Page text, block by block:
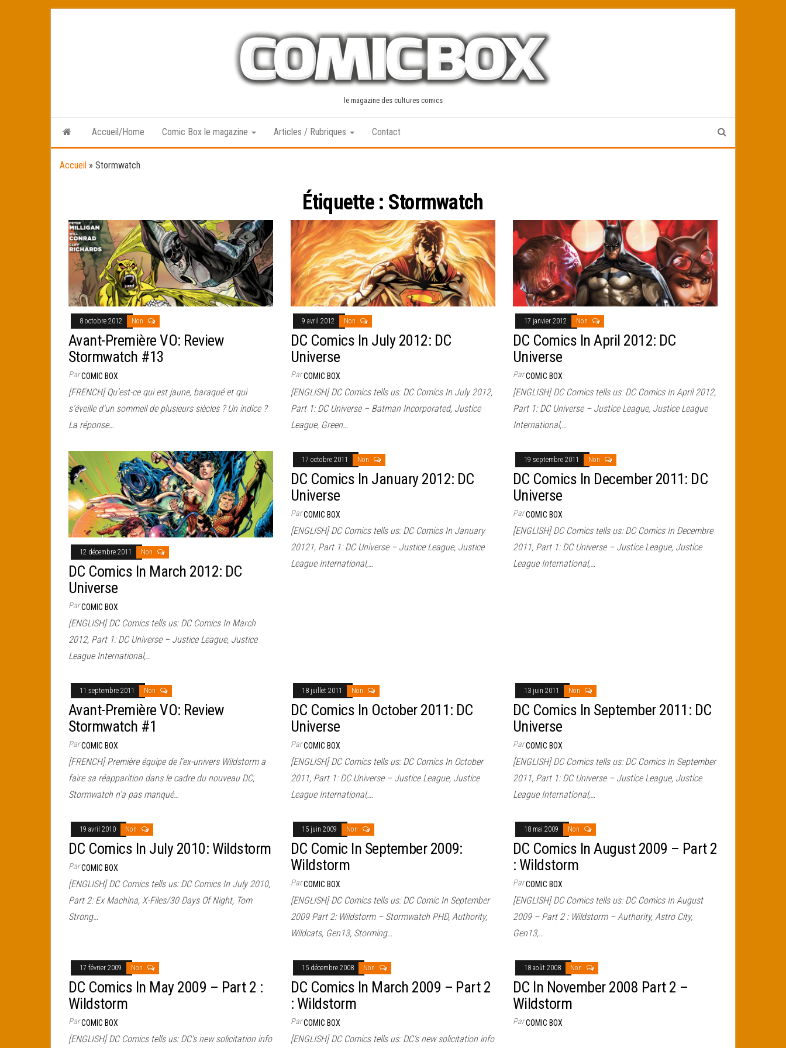
le magazine des cultures comics
Accueil/Home Comic Box le magazine Articles / Rubriques Contact
Accueil » Stormwatch
Étiquette : Stormwatch
8 octobre 2012 Non
Avant-Première VO: Review
Stormwatch #13
ParCOMIC BOX
[FRENCH] Qu’est-ce qui est jaune, baraqué et qui
s’éveille d’un sommeil de plusieurs siècles ? Un indice ?
La réponse…
9 avril 2012 Non
DC Comics In July 2012: DC
Universe
ParCOMIC BOX
[ENGLISH] DC Comics tells us: DC Comics In July 2012,
Part 1: DC Universe – Batman Incorporated, Justice
League, Green…
17 janvier 2012 Non
DC Comics In April 2012: DC
Universe
ParCOMIC BOX
[ENGLISH] DC Comics tells us: DC Comics In April 2012,
Part 1: DC Universe – Justice League, Justice League
International,…
12 décembre 2011 Non
DC Comics In March 2012: DC
Universe
ParCOMIC BOX
[ENGLISH] DC Comics tells us: DC Comics In March
2012, Part 1: DC Universe – Justice League, Justice
League International,…
17 octobre 2011 Non
DC Comics In January 2012: DC
Universe
ParCOMIC BOX
[ENGLISH] DC Comics tells us: DC Comics In January
20121, Part 1: DC Universe – Justice League, Justice
League International,…
19 septembre 2011 Non
DC Comics In December 2011: DC
Universe
ParCOMIC BOX
[ENGLISH] DC Comics tells us: DC Comics In Decembre
2011, Part 1: DC Universe – Justice League, Justice
League International,…
11 septembre 2011 Non
Avant-Première VO: Review
Stormwatch #1
ParCOMIC BOX
[FRENCH] Première équipe de l’ex-univers Wildstorm a
faire sa réapparition dans le cadre du nouveau DC,
Stormwatch n’a pas manqué…
18 juillet 2011 Non
DC Comics In October 2011: DC
Universe
ParCOMIC BOX
[ENGLISH] DC Comics tells us: DC Comics In October
2011, Part 1: DC Universe – Justice League, Justice
League International,…
13 juin 2011 Non
DC Comics In September 2011: DC
Universe
ParCOMIC BOX
[ENGLISH] DC Comics tells us: DC Comics In September
2011, Part 1: DC Universe – Justice League, Justice
League International,…
19 avril 2010 Non
DC Comics In July 2010: Wildstorm
ParCOMIC BOX
[ENGLISH] DC Comics tells us: DC Comics In July 2010,
Part 2: Ex Machina, X-Files/30 Days Of Night, Tom
Strong…
15 juin 2009 Non
DC Comic In September 2009:
Wildstorm
ParCOMIC BOX
[ENGLISH] DC Comics tells us: DC Comic In September
2009 Part 2: Wildstorm – Stormwatch PHD, Authority,
Wildcats, Gen13, Storming…
18 mai 2009 Non
DC Comics In August 2009 – Part 2
: Wildstorm
ParCOMIC BOX
[ENGLISH] DC Comics tells us: DC Comics In August
2009 – Part 2 : Wildstorm – Authority, Astro City,
Gen13,…
17 février 2009 Non
DC Comics In May 2009 – Part 2 :
Wildstorm
ParCOMIC BOX
[ENGLISH] DC Comics tells us: DC’s new solicitation info
15 décembre 2008 Non
DC Comics In March 2009 – Part 2
: Wildstorm
ParCOMIC BOX
[ENGLISH] DC Comics tells us: DC’s new solicitation info
18 août 2008 Non
DC In November 2008 Part 2 –
Wildstorm
ParCOMIC BOX